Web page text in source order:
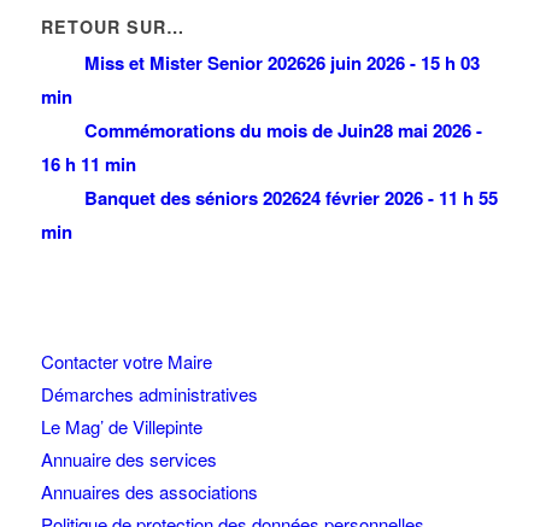
RETOUR SUR…
Miss et Mister Senior 202626 juin 2026 - 15 h 03
min
Commémorations du mois de Juin28 mai 2026 -
16 h 11 min
Banquet des séniors 202624 février 2026 - 11 h 55
min
Contacter votre Maire
Démarches administratives
Le Mag’ de Villepinte
Annuaire des services
Annuaires des associations